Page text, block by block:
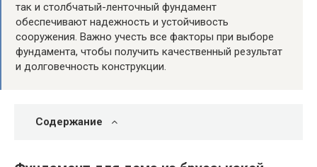
так и столбчатый-ленточный фундамент
обеспечивают надежность и устойчивость
сооружения. Важно учесть все факторы при выборе
фундамента, чтобы получить качественный результат
и долговечность конструкции.
Содержание